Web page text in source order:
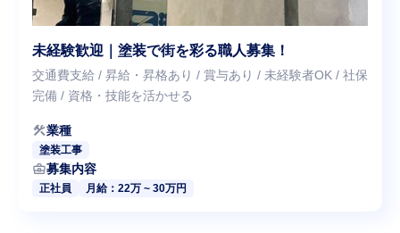
未経験歓迎｜塗装で街を彩る職人募集！
交通費支給 / 昇給・昇格あり / 賞与あり / 未経験者OK / 社保
完備 / 資格・技能を活かせる
construction業種
塗装工事
business_center募集内容
正社員 月給：22万 ~ 30万円